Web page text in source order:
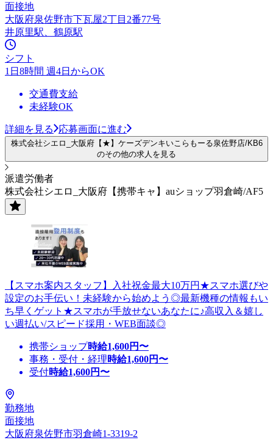
面接地
大阪府泉佐野市下瓦屋2丁目2番77号
井原里駅、鶴原駅
シフト
1日8時間 週4日からOK
交通費支給
未経験OK
詳細を見る 応募画面に進む
株式会社シエロ_大阪府【★】ケーズデンキいこらもーる泉佐野店/KB6
のその他の求人を見る
派遣労働者
株式会社シエロ_大阪府【携帯キャ】auショップ羽倉崎/AF5
【スマホ案内スタッフ】入社祝金最大10万円★スマホ選びや
設定のお手伝い！未経験から始めよう◎最新機種の情報もい
ち早くゲット★スマホが手放せないあなたに♪高収入＆嬉し
い週払い/スピード採用・WEB面談◎
携帯ショップ時給1,600円〜
事務・受付・経理時給1,600円〜
受付時給1,600円〜
勤務地
面接地
大阪府泉佐野市羽倉崎1-3319-2